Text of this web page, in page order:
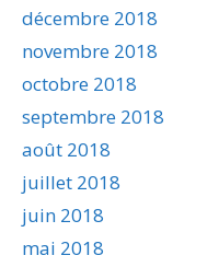
décembre 2018
novembre 2018
octobre 2018
septembre 2018
août 2018
juillet 2018
juin 2018
mai 2018